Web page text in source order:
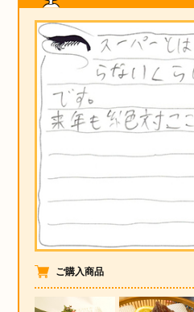
食の道具
築地魚群について
お問い合わせ
ご購入商品